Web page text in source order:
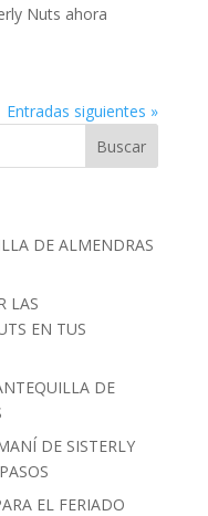
Nuts ahora
Entradas siguientes »
DE ALMENDRAS
LAS
EN TUS
DE
DE SISTERLY
EL FERIADO